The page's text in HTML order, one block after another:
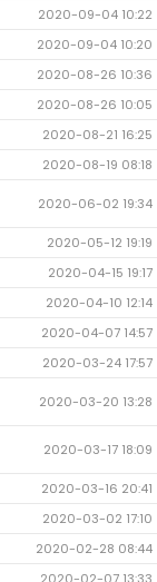
2020-09-04 10:22
2020-09-04 10:20
2020-08-26 10:36
2020-08-26 10:05
2020-08-21 16:25
2020-08-19 08:18
2020-06-02 19:34
2020-05-12 19:19
2020-04-15 19:17
2020-04-10 12:14
2020-04-07 14:57
2020-03-24 17:57
2020-03-20 13:28
2020-03-17 18:09
2020-03-16 20:41
2020-03-02 17:10
2020-02-28 08:44